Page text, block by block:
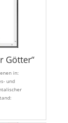
Götter“
in:
und